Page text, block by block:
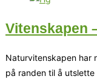
Vitenskapen
Naturvitenskapen har
på randen til å